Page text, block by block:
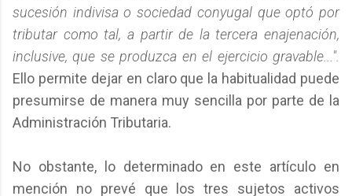
sucesión indivisa o sociedad conyugal que optó por
tributar como tal, a partir de la tercera enajenación,
inclusive, que se produzca en el ejercicio gravable...".
Ello permite dejar en claro que la habitualidad puede
presumirse de manera muy sencilla por parte de la
Administración Tributaria.
No obstante, lo determinado en este artículo en
mención no prevé que los tres sujetos activos